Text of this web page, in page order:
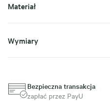
Materiał
Wymiary
Bezpieczna transakcja
zapłać przez PayU